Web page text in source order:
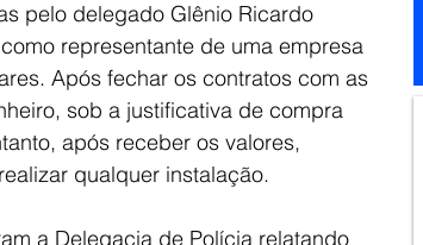
pelo delegado Glênio Ricardo
representante de uma empresa
Após fechar os contratos com as
sob a justificativa de compra
após receber os valores,
qualquer instalação.
a Delegacia de Polícia relatando